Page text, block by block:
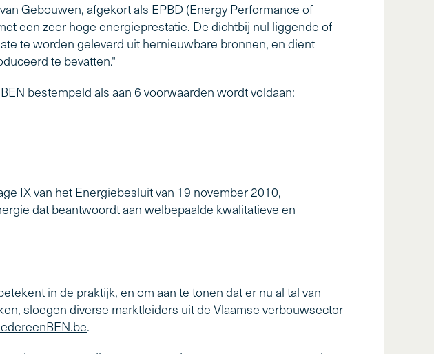
Gebouwen, afgekort als EPBD (Energy Performance of
een zeer hoge energieprestatie. De dichtbij nul liggende of
te worden geleverd uit hernieuwbare bronnen, en dient
te bevatten."
bestempeld als aan 6 voorwaarden wordt voldaan:
IX van het Energiebesluit van 19 november 2010,
dat beantwoordt aan welbepaalde kwalitatieve en
in de praktijk, en om aan te tonen dat er nu al tal van
sloegen diverse marktleiders uit de Vlaamse verbouwsector
.